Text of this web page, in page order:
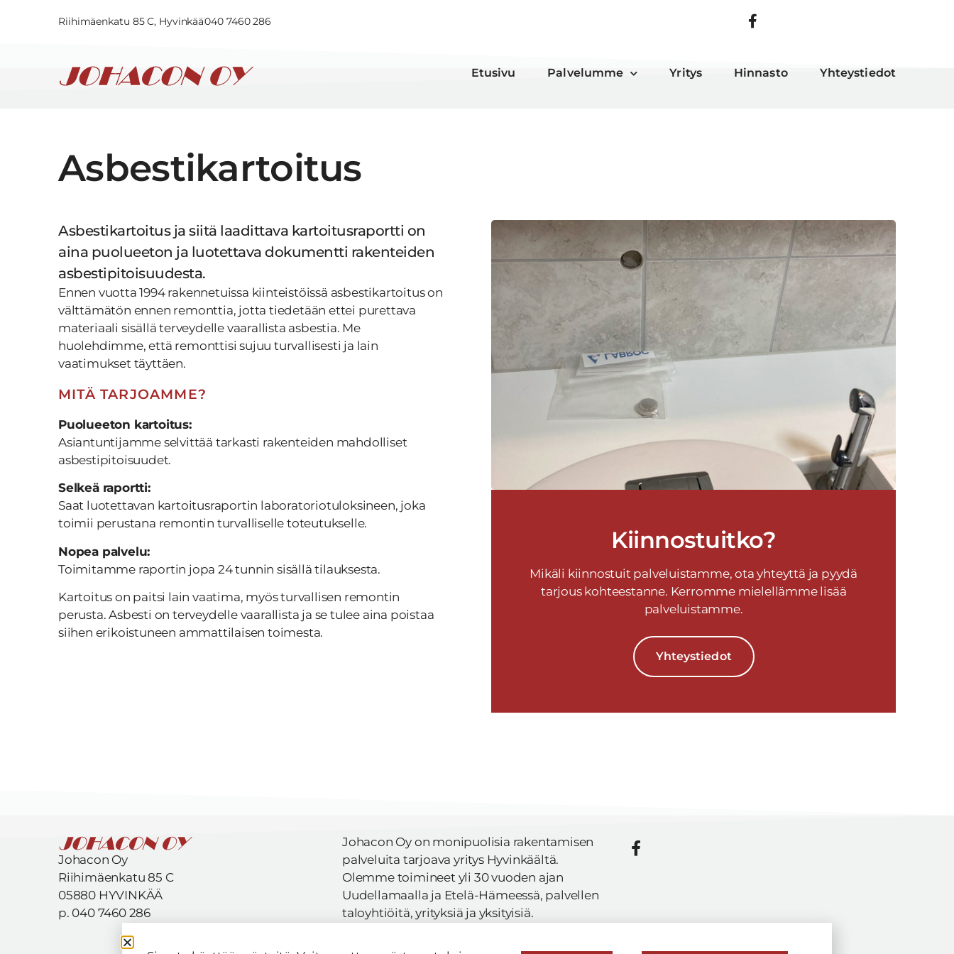
Riihimäenkatu 85 C, Hyvinkää040 7460 286
Etusivu Palvelumme Yritys Hinnasto Yhteystiedot
Asbestikartoitus
Asbestikartoitus ja siitä laadittava kartoitusraportti on
aina puolueeton ja luotettava dokumentti rakenteiden
asbestipitoisuudesta.
Ennen vuotta 1994 rakennetuissa kiinteistöissä asbestikartoitus on
välttämätön ennen remonttia, jotta tiedetään ettei purettava
materiaali sisällä terveydelle vaarallista asbestia. Me
huolehdimme, että remonttisi sujuu turvallisesti ja lain
vaatimukset täyttäen.
MITÄ TARJOAMME?
Puolueeton kartoitus:
Asiantuntijamme selvittää tarkasti rakenteiden mahdolliset
asbestipitoisuudet.
Selkeä raportti:
Saat luotettavan kartoitusraportin laboratoriotuloksineen, joka
toimii perustana remontin turvalliselle toteutukselle.
Nopea palvelu:
Toimitamme raportin jopa 24 tunnin sisällä tilauksesta.
Kartoitus on paitsi lain vaatima, myös turvallisen remontin
perusta. Asbesti on terveydelle vaarallista ja se tulee aina poistaa
siihen erikoistuneen ammattilaisen toimesta.
Kiinnostuitko?
Mikäli kiinnostuit palveluistamme, ota yhteyttä ja pyydä
tarjous kohteestanne. Kerromme mielellämme lisää
palveluistamme.
Yhteystiedot
Johacon Oy
Riihimäenkatu 85 C
05880 HYVINKÄÄ
p. 040 7460 286
Johacon Oy on monipuolisia rakentamisen
palveluita tarjoava yritys Hyvinkäältä.
Olemme toimineet yli 30 vuoden ajan
Uudellamaalla ja Etelä-Hämeessä, palvellen
taloyhtiöitä, yrityksiä ja yksityisiä.